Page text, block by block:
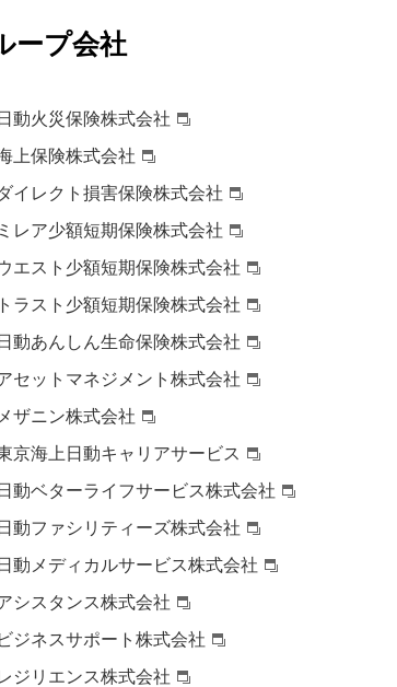
ープ会社
動火災保険株式会社
上保険株式会社
イレクト損害保険株式会社
レア少額短期保険株式会社
エスト少額短期保険株式会社
ラスト少額短期保険株式会社
動あんしん生命保険株式会社
セットマネジメント株式会社
ザニン株式会社
京海上日動キャリアサービス
動ベターライフサービス株式会社
動ファシリティーズ株式会社
動メディカルサービス株式会社
シスタンス株式会社
ジネスサポート株式会社
ジリエンス株式会社